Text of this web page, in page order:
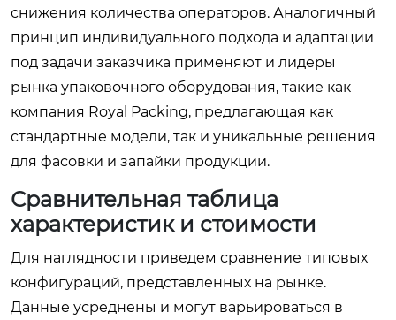
снижения количества операторов. Аналогичный
принцип индивидуального подхода и адаптации
под задачи заказчика применяют и лидеры
рынка упаковочного оборудования, такие как
компания Royal Packing, предлагающая как
стандартные модели, так и уникальные решения
для фасовки и запайки продукции.
Сравнительная таблица
характеристик и стоимости
Для наглядности приведем сравнение типовых
конфигураций, представленных на рынке.
Данные усреднены и могут варьироваться в